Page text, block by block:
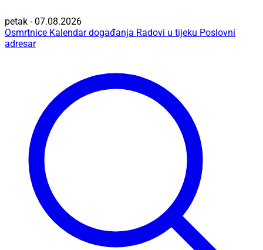
petak - 07.08.2026
Osmrtnice Kalendar događanja Radovi u tijeku Poslovni
adresar